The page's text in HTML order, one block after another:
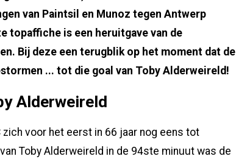
van Paintsil en Munoz tegen Antwerp
topaffiche is een heruitgave van de
Bij deze een terugblik op het moment dat de
... tot die goal van Toby Alderweireld!
Alderweireld
zich voor het eerst in 66 jaar nog eens tot
Toby Alderweireld in de 94ste minuut was de